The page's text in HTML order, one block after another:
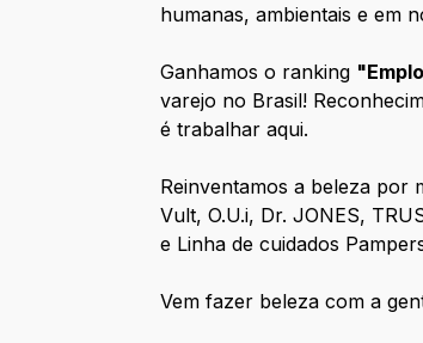
humanas, ambientais e em
Ganhamos o ranking
varejo no Brasil!
é trabalhar aqui.
Reinventamos a beleza por
Vult, O.U.i, Dr. JONES,
e Linha de cuidados
Vem fazer beleza com a